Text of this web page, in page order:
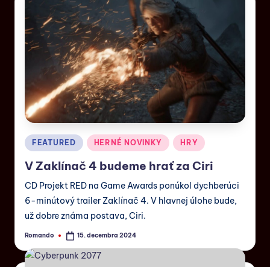
FEATURED HERNÉ NOVINKY HRY
V Zaklínač 4 budeme hrať za Ciri
CD Projekt RED na Game Awards ponúkol dychberúci
6-minútový trailer Zaklínač 4. V hlavnej úlohe bude,
už dobre známa postava, Ciri.
Romando 15. decembra 2024